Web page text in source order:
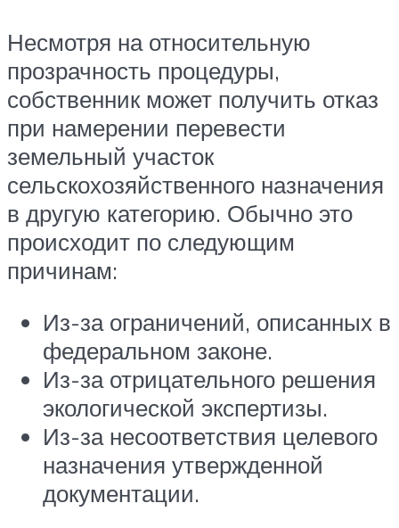
Несмотря на относительную
прозрачность процедуры,
собственник может получить отказ
при намерении перевести
земельный участок
сельскохозяйственного назначения
в другую категорию. Обычно это
происходит по следующим
причинам:
Из-за ограничений, описанных в
федеральном законе.
Из-за отрицательного решения
экологической экспертизы.
Из-за несоответствия целевого
назначения утвержденной
документации.